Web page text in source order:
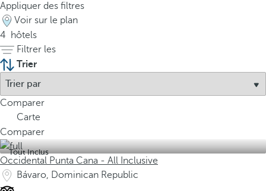
Appliquer des filtres
Voir sur le plan
4
hôtels
Filtrer les
Trier
Comparer
Carte
Comparer
Tout Inclus
Occidental Punta Cana - All Inclusive
Bávaro, Dominican Republic
a
y
a
B
á
v
a
o
L
'
u